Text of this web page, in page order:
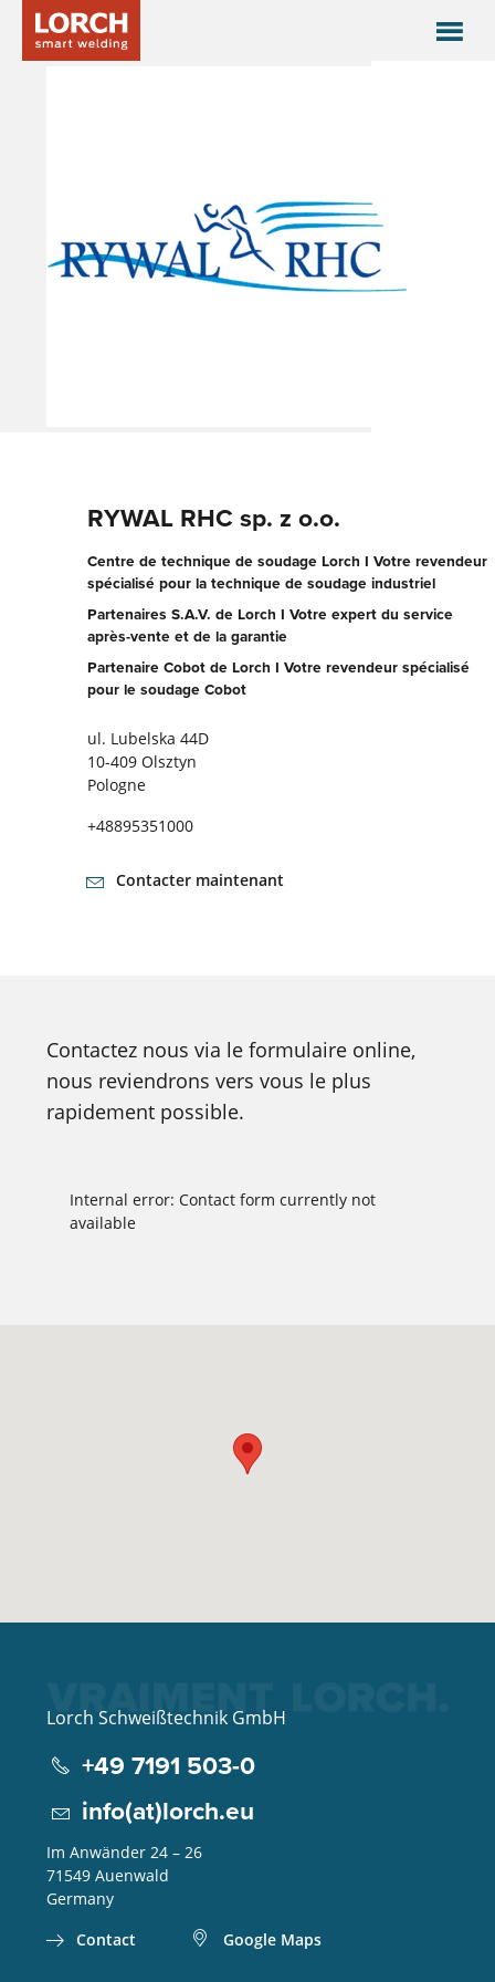
RYWAL RHC sp. z o.o.
Centre de technique de soudage Lorch I Votre revendeur
spécialisé pour la technique de soudage industriel
Partenaires S.A.V. de Lorch I Votre expert du service
après-vente et de la garantie
Partenaire Cobot de Lorch I Votre revendeur spécialisé
pour le soudage Cobot
ul. Lubelska 44D
10-409 Olsztyn
Pologne
+48895351000
Contacter maintenant
Contactez nous via le formulaire online,
nous reviendrons vers vous le plus
rapidement possible.
Internal error: Contact form currently not
available
Lorch Schweißtechnik GmbH
+49 7191 503-0
info(at)lorch.eu
Im Anwänder 24 – 26
71549 Auenwald
Germany
Contact
Google Maps